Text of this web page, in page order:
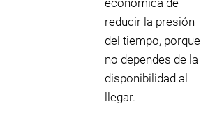
económica de
reducir la presión
del tiempo, porque
no dependes de la
disponibilidad al
llegar.